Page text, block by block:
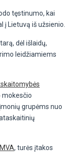
tęstinumo, kai
Lietuvą iš užsienio.
dėl išlaidų,
leidžiamiems
mokesčio
grupėms nuo
, turės įtakos